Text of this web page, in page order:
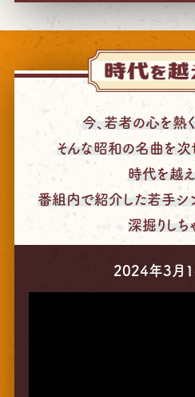
今、若者の心を熱
そんな昭和の名曲を次
時代を越
番組内で紹介した若手シ
深掘りしち
2024年3月